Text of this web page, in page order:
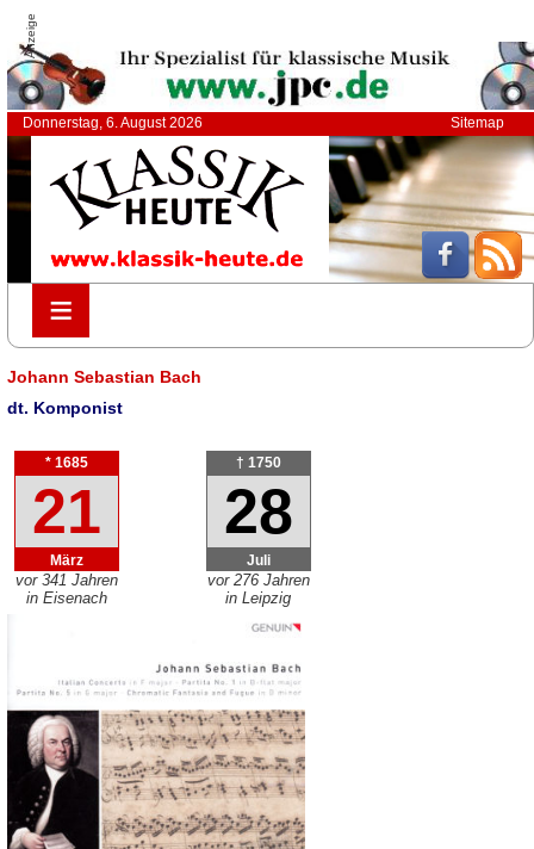
Anzeige
Donnerstag, 6. August 2026 Sitemap
≡
≡
Johann Sebastian Bach
dt. Komponist
* 1685
21
März
vor 341 Jahren
in Eisenach
† 1750
28
Juli
vor 276 Jahren
in Leipzig